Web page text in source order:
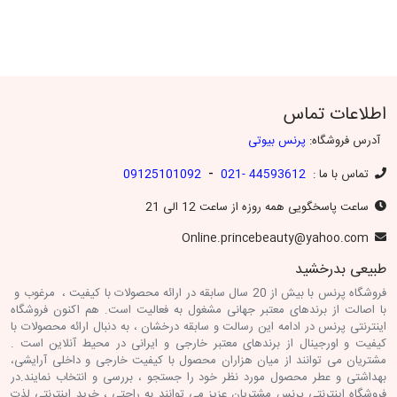
اطلاعات تماس
آدرس فروشگاه: پرنس بیوتی
تماس با ما : 44593612 -021
-
09125101092
ساعت پاسخگویی همه روزه از ساعت 12 الی 21
طبیعی بدرخشید
فروشگاه پرنس با بیش از 20 سال سابقه در ارائه محصولات با کیفیت ، مرغوب و
با اصالت از برندهای معتبر جهانی مشغول به فعالیت است. هم اکنون فروشگاه
اینترنتی پرنس در ادامه این رسالت و سابقه درخشان ، به دنبال ارائه محصولات با
کیفیت و اورجینال از برندهای معتبر خارجی و ایرانی در محیط آنلاین است .
مشتریان می توانند از میان هزاران محصول با کیفیت خارجی و داخلی آرایشی،
بهداشتی و عطر محصول مورد نظر خود را جستجو ، بررسی و انتخاب نمایند.در